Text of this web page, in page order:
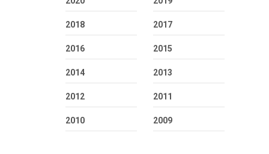
2018 2017
2016 2015
2014 2013
2012 2011
2010 2009